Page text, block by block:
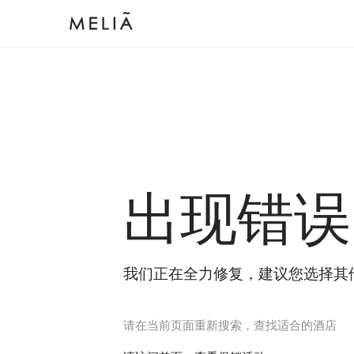
出现错误
我们正在全力修复，建议您选择其
请在当前页面重新搜索，查找适合的酒店